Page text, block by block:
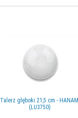
Talerz głęboki 21,5 cm - HANAMI
(LU3750)